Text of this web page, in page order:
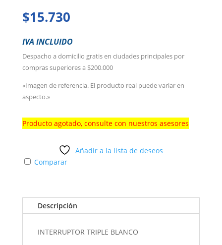
$15.730
IVA INCLUIDO
Despacho a domicilio gratis en ciudades principales por
compras superiores a $200.000
«Imagen de referencia. El producto real puede variar en
aspecto.»
Producto agotado, consulte con nuestros asesores
Añadir a la lista de deseos
Comparar
Descripción
INTERRUPTOR TRIPLE BLANCO